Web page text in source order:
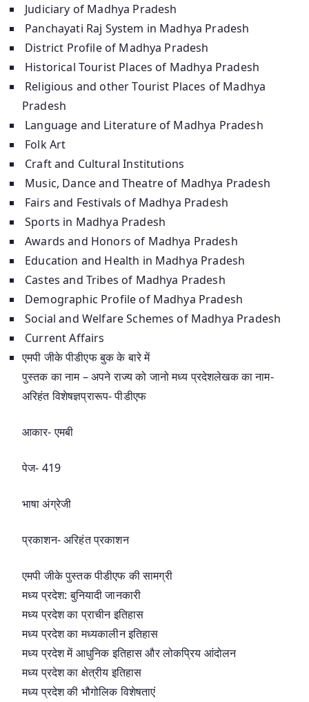
Judiciary of Madhya Pradesh
Panchayati Raj System in Madhya Pradesh
District Profile of Madhya Pradesh
Historical Tourist Places of Madhya Pradesh
Religious and other Tourist Places of Madhya
Pradesh
Language and Literature of Madhya Pradesh
Folk Art
Craft and Cultural Institutions
Music, Dance and Theatre of Madhya Pradesh
Fairs and Festivals of Madhya Pradesh
Sports in Madhya Pradesh
Awards and Honors of Madhya Pradesh
Education and Health in Madhya Pradesh
Castes and Tribes of Madhya Pradesh
Demographic Profile of Madhya Pradesh
Social and Welfare Schemes of Madhya Pradesh
Current Affairs
एमपी जीके पीडीएफ बुक के बारे में
पुस्तक का नाम – अपने राज्य को जानो मध्य प्रदेशलेखक का नाम-
अरिहंत विशेषज्ञप्रारूप- पीडीएफ
आकार- एमबी
पेज- 419
भाषा अंग्रेजी
प्रकाशन- अरिहंत प्रकाशन
एमपी जीके पुस्तक पीडीएफ की सामग्री
मध्य प्रदेश: बुनियादी जानकारी
मध्य प्रदेश का प्राचीन इतिहास
मध्य प्रदेश का मध्यकालीन इतिहास
मध्य प्रदेश में आधुनिक इतिहास और लोकप्रिय आंदोलन
मध्य प्रदेश का क्षेत्रीय इतिहास
मध्य प्रदेश की भौगोलिक विशेषताएं